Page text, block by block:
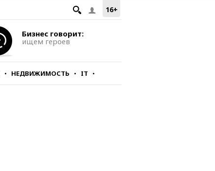
16+
Бизнес говорит:
ищем героев
НЕДВИЖИМОСТЬ IT